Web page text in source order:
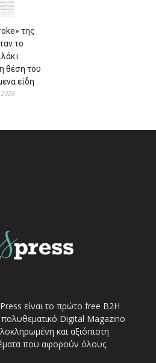
της
το
θέση του
είδη
2026
είναι το πρώτο free Β2Η
Digital Magazino
και αξιόπιστη
που αφορούν όλους.